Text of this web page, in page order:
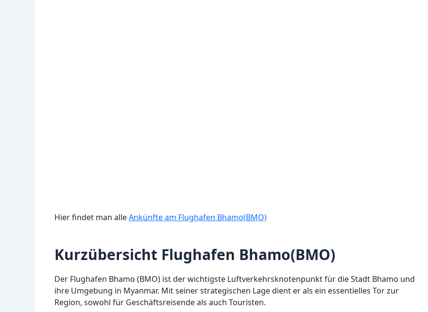
Hier findet man alleAnkünfte am Flughafen Bhamo(BMO)
Kurzübersicht Flughafen Bhamo(BMO)
Der Flughafen Bhamo (BMO) ist der wichtigste Luftverkehrsknotenpunkt für die Stadt Bhamo und
ihre Umgebung in Myanmar. Mit seiner strategischen Lage dient er als ein essentielles Tor zur
Region, sowohl für Geschäftsreisende als auch Touristen.